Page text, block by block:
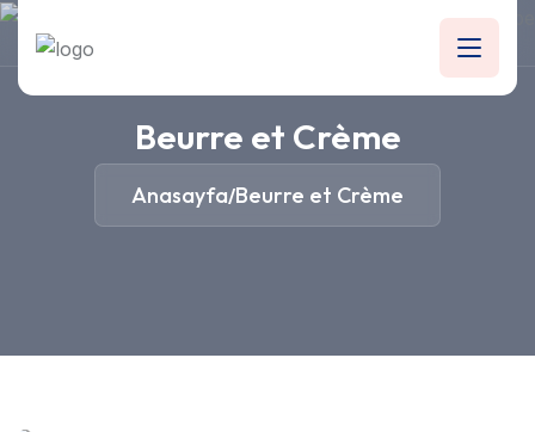
Beurre et Crème
Anasayfa/Beurre et Crème